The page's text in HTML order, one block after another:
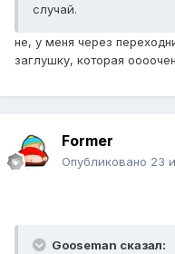
случай.
не, у меня через
заглушку, которая
Former
Опубликовано 23
Gooseman сказал: